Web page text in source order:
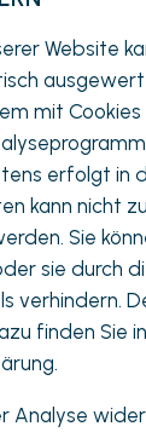
Website
mit
erfolgt in
kann nicht
Sie
sie durch
verhindern.
finden Sie
Analyse